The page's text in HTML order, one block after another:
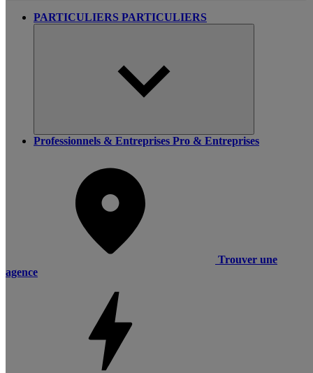
PARTICULIERS PARTICULIERS
Professionnels & Entreprises Pro & Entreprises
Trouver une
agence